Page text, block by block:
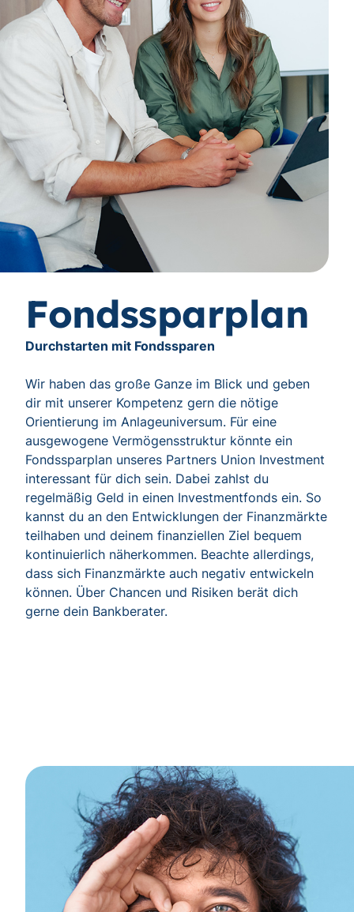
Fondssparplan
Durchstarten mit Fondssparen
Wir haben das große Ganze im Blick und geben
dir mit unserer Kompetenz gern die nötige
Orientierung im Anlageuniversum. Für eine
ausgewogene Vermögensstruktur könnte ein
Fondssparplan unseres Partners Union Investment
interessant für dich sein. Dabei zahlst du
regelmäßig Geld in einen Investmentfonds ein. So
kannst du an den Entwicklungen der Finanzmärkte
teilhaben und deinem finanziellen Ziel bequem
kontinuierlich näherkommen. Beachte allerdings,
dass sich Finanzmärkte auch negativ entwickeln
können. Über Chancen und Risiken berät dich
gerne dein Bankberater.